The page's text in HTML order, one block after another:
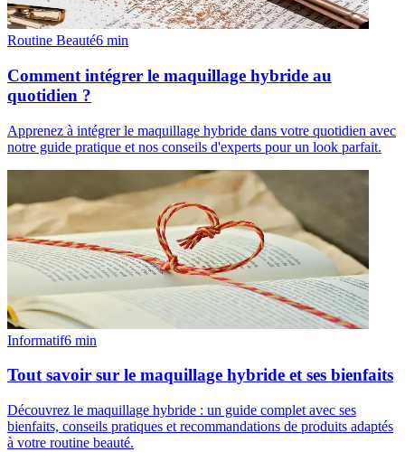
Routine Beauté6 min
Comment intégrer le maquillage hybride au
quotidien ?
Apprenez à intégrer le maquillage hybride dans votre quotidien avec
notre guide pratique et nos conseils d'experts pour un look parfait.
Informatif6 min
Tout savoir sur le maquillage hybride et ses bienfaits
Découvrez le maquillage hybride : un guide complet avec ses
bienfaits, conseils pratiques et recommandations de produits adaptés
à votre routine beauté.